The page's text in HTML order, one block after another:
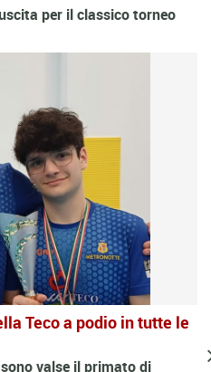
per il classico torneo
Teco a podio in tutte le
valse il primato di